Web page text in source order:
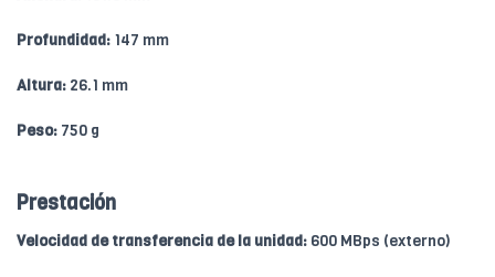
Profundidad: 147 mm
Altura: 26.1 mm
Peso: 750 g
Prestación
Velocidad de transferencia de la unidad: 600 MBps (externo)